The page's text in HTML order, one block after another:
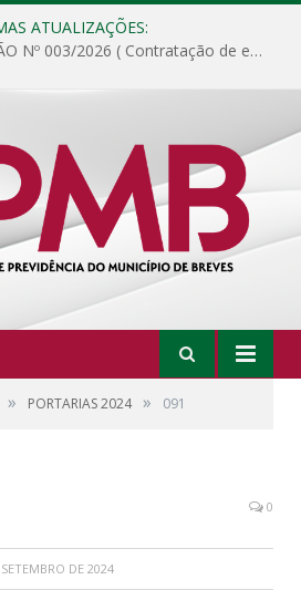
ATUALIZAÇÕES:
DISPENSA DE LICITAÇÃO Nº 003/2026 ( Contratação de empresa para fornecimento de gêneros alimentícios não perecíveis, materiais de expediente, descartáveis, copa e cozinha, para análise e posterior publicação.)
» PORTARIAS 2024 » 091
0
DE 2024